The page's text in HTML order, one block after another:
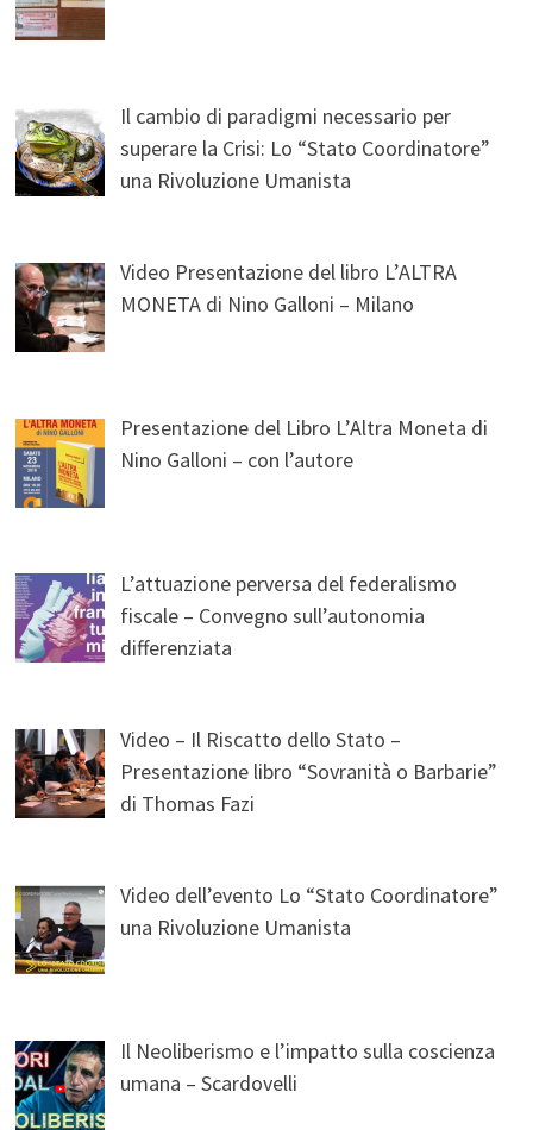
Il cambio di paradigmi necessario per
superare la Crisi: Lo “Stato Coordinatore”
una Rivoluzione Umanista
Video Presentazione del libro L’ALTRA
MONETA di Nino Galloni – Milano
Presentazione del Libro L’Altra Moneta di
Nino Galloni – con l’autore
L’attuazione perversa del federalismo
fiscale – Convegno sull’autonomia
differenziata
Video – Il Riscatto dello Stato –
Presentazione libro “Sovranità o Barbarie”
di Thomas Fazi
Video dell’evento Lo “Stato Coordinatore”
una Rivoluzione Umanista
Il Neoliberismo e l’impatto sulla coscienza
umana – Scardovelli